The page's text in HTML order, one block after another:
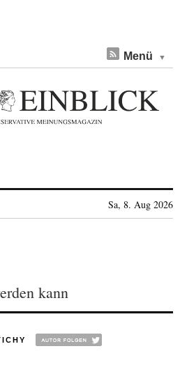
Menü
Sa, 8. Aug 2026
kann